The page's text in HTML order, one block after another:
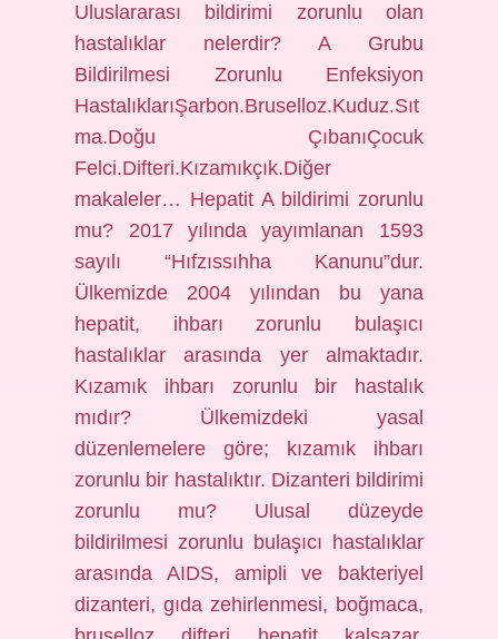
Uluslararası bildirimi zorunlu olan
hastalıklar nelerdir? A Grubu
Bildirilmesi Zorunlu Enfeksiyon
HastalıklarıŞarbon.Bruselloz.Kuduz.Sıt
ma.Doğu ÇıbanıÇocuk
Felci.Difteri.Kızamıkçık.Diğer
makaleler… Hepatit A bildirimi zorunlu
mu? 2017 yılında yayımlanan 1593
sayılı “Hıfzıssıhha Kanunu”dur.
Ülkemizde 2004 yılından bu yana
hepatit, ihbarı zorunlu bulaşıcı
hastalıklar arasında yer almaktadır.
Kızamık ihbarı zorunlu bir hastalık
mıdır? Ülkemizdeki yasal
düzenlemelere göre; kızamık ihbarı
zorunlu bir hastalıktır. Dizanteri bildirimi
zorunlu mu? Ulusal düzeyde
bildirilmesi zorunlu bulaşıcı hastalıklar
arasında AIDS, amipli ve bakteriyel
dizanteri, gıda zehirlenmesi, boğmaca,